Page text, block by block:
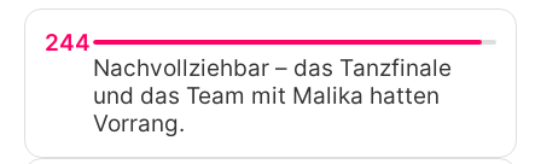
244
Nachvollziehbar – das Tanzfinale
und das Team mit Malika hatten
Vorrang.